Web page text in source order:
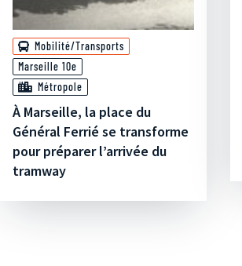
Mobilité/Transports
Marseille 10e
Métropole
À Marseille, la place du
Général Ferrié se transforme
pour préparer l’arrivée du
tramway